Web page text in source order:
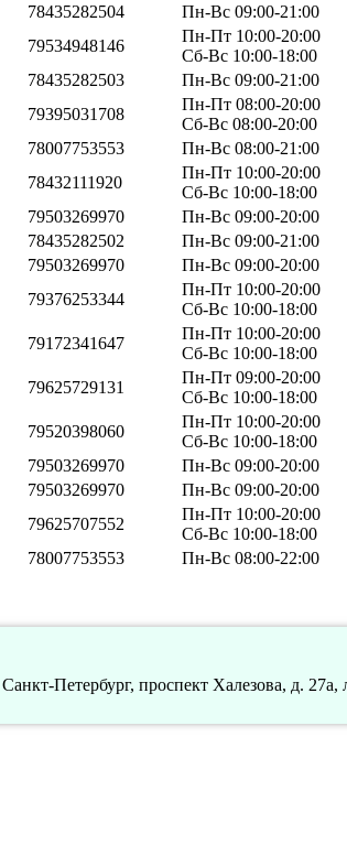
78435282504
Пн-Вс 09:00-21:00
79534948146
Пн-Пт 10:00-20:00
Сб-Вс 10:00-18:00
78435282503
Пн-Вс 09:00-21:00
79395031708
Пн-Пт 08:00-20:00
Сб-Вс 08:00-20:00
78007753553
Пн-Вс 08:00-21:00
78432111920
Пн-Пт 10:00-20:00
Сб-Вс 10:00-18:00
79503269970
Пн-Вс 09:00-20:00
78435282502
Пн-Вс 09:00-21:00
79503269970
Пн-Вс 09:00-20:00
79376253344
Пн-Пт 10:00-20:00
Сб-Вс 10:00-18:00
79172341647
Пн-Пт 10:00-20:00
Сб-Вс 10:00-18:00
79625729131
Пн-Пт 09:00-20:00
Сб-Вс 10:00-18:00
79520398060
Пн-Пт 10:00-20:00
Сб-Вс 10:00-18:00
79503269970
Пн-Вс 09:00-20:00
79503269970
Пн-Вс 09:00-20:00
79625707552
Пн-Пт 10:00-20:00
Сб-Вс 10:00-18:00
78007753553 Пн-Вс 08:00-22:00
Петербург, проспект Халезова, д. 27а,